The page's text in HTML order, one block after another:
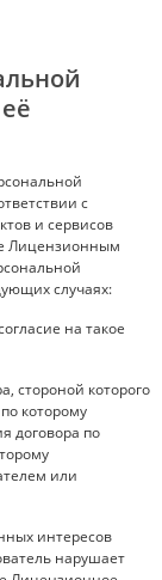
с
и сервисов
Лицензионным
случаях:
на такое
стороной которого
которому
договора по
или
интересов
нарушает